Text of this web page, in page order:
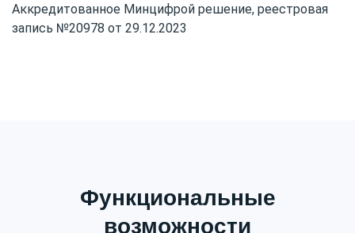
Аккредитованное Минцифрой решение, реестровая
запись №20978 от 29.12.2023
Функциональные
возможности